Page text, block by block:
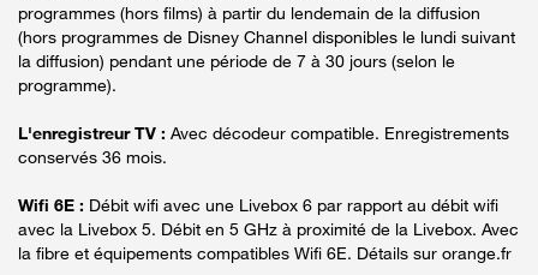
programmes (hors films) à partir du lendemain de la diffusion
(hors programmes de Disney Channel disponibles le lundi suivant
la diffusion) pendant une période de 7 à 30 jours (selon le
programme).
L'enregistreur TV : Avec décodeur compatible. Enregistrements
conservés 36 mois.
Wifi 6E : Débit wifi avec une Livebox 6 par rapport au débit wifi
avec la Livebox 5. Débit en 5 GHz à proximité de la Livebox. Avec
la fibre et équipements compatibles Wifi 6E. Détails sur orange.fr